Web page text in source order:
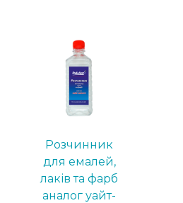
Розчинник
для емалей,
лаків та фарб
аналог уайт-